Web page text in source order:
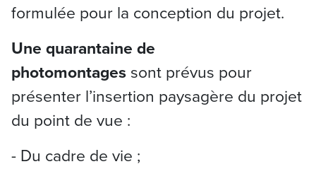
formulée pour la conception du projet.
Une quarantaine de
photomontages sont prévus pour
présenter l’insertion paysagère du projet
du point de vue :
- Du cadre de vie ;